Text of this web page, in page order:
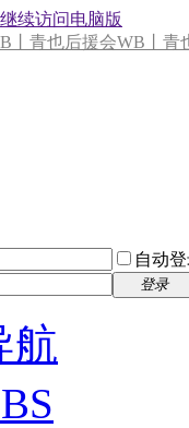
继续访问电脑版
丨青也后援会WB丨青
自动
登录
航